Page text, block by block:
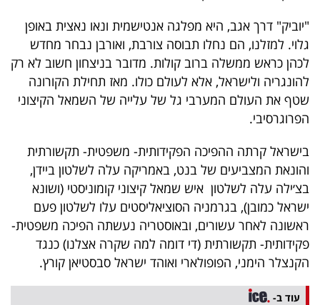
"יוביק" דרך אגב, היא מפלגה אנטישמית ונאו נאצית באופן
גלוי. למזלנו, הם נחלו תבוסה צורבת, ואורבן נבחר מחדש
לכהן כראש ממשלה ברוב קולות. מדובר בניצחון חשוב לא רק
להונגריה ולישראל, אלא לעולם כולו. מאז תחילת הקורונה
שטף את העולם המערבי גל של עלייה של השמאל הקיצוני
הפרוגרסיבי.
בישראל קרתה ההפיכה הפקידותית- משפטית- תקשורתית
והונאת המצביעים של בנט, באמריקה עלה לשלטון ביידן,
בצ׳ילה עלה לשלטון איש שמאל קיצוני קומוניסטי (ושונא
ישראל כמובן), בגרמניה הסוציאליסטים עלו לשלטון פעם
ראשונה לאחר עשורים, ובאוסטריה נעשתה הפיכה משפטית-
פקידותית- תקשורתית (די דומה למה שקרה אצלנו) כנגד
הקנצלר הימני, הפופולארי ואוהד ישראל סבסטיאן קורץ.
עוד ב-